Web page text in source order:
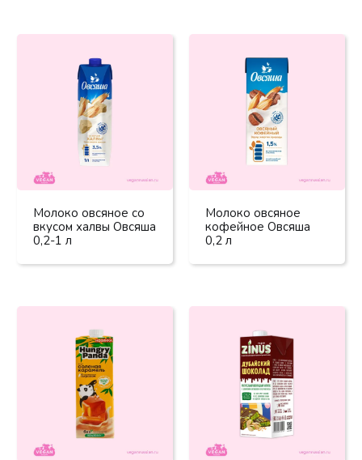
Молоко овсяное со
вкусом халвы Овсяша
0,2-1 л
Молоко овсяное
кофейное Овсяша
0,2 л